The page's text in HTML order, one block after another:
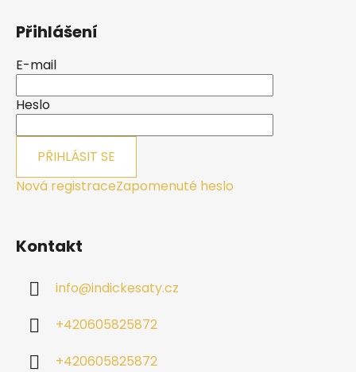
Přihlášení
E-mail
Heslo
PŘIHLÁSIT SE
Nová registraceZapomenuté heslo
Kontakt
info@indickesaty.cz
+420605825872
+420605825872